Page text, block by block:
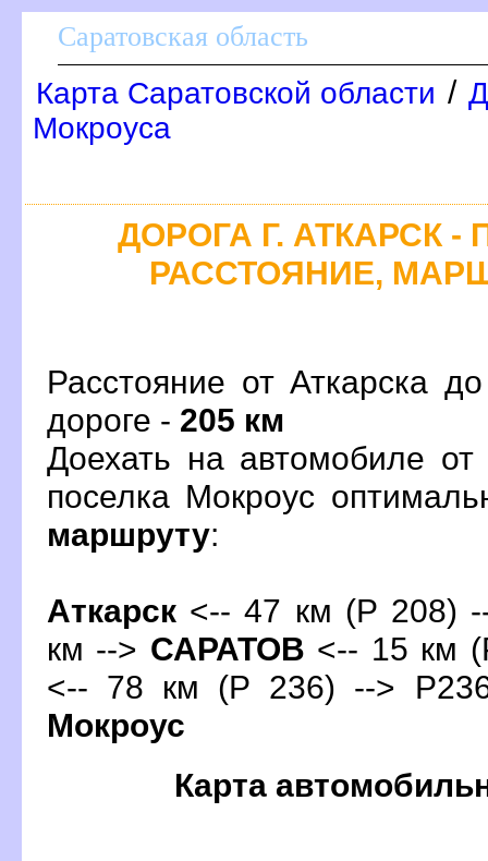
Саратовская область
Карта Саратовской области /
Мокроуса
ДОРОГА Г. АТКАРСК -
РАССТОЯНИЕ,
Расстояние от Аткарска
дороге - 205 км
Доехать на автомобиле от
поселка Мокроус
маршруту:
Аткарск <-- 47 км (Р 208)
км --> САРАТО <-- 15 км
<-- 78 км (Р 236) -->
Мокроус
Карта